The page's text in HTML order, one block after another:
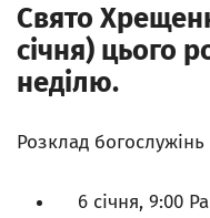
Свято
січня) цього
неділю.
Розклад
6 січня, 9:00